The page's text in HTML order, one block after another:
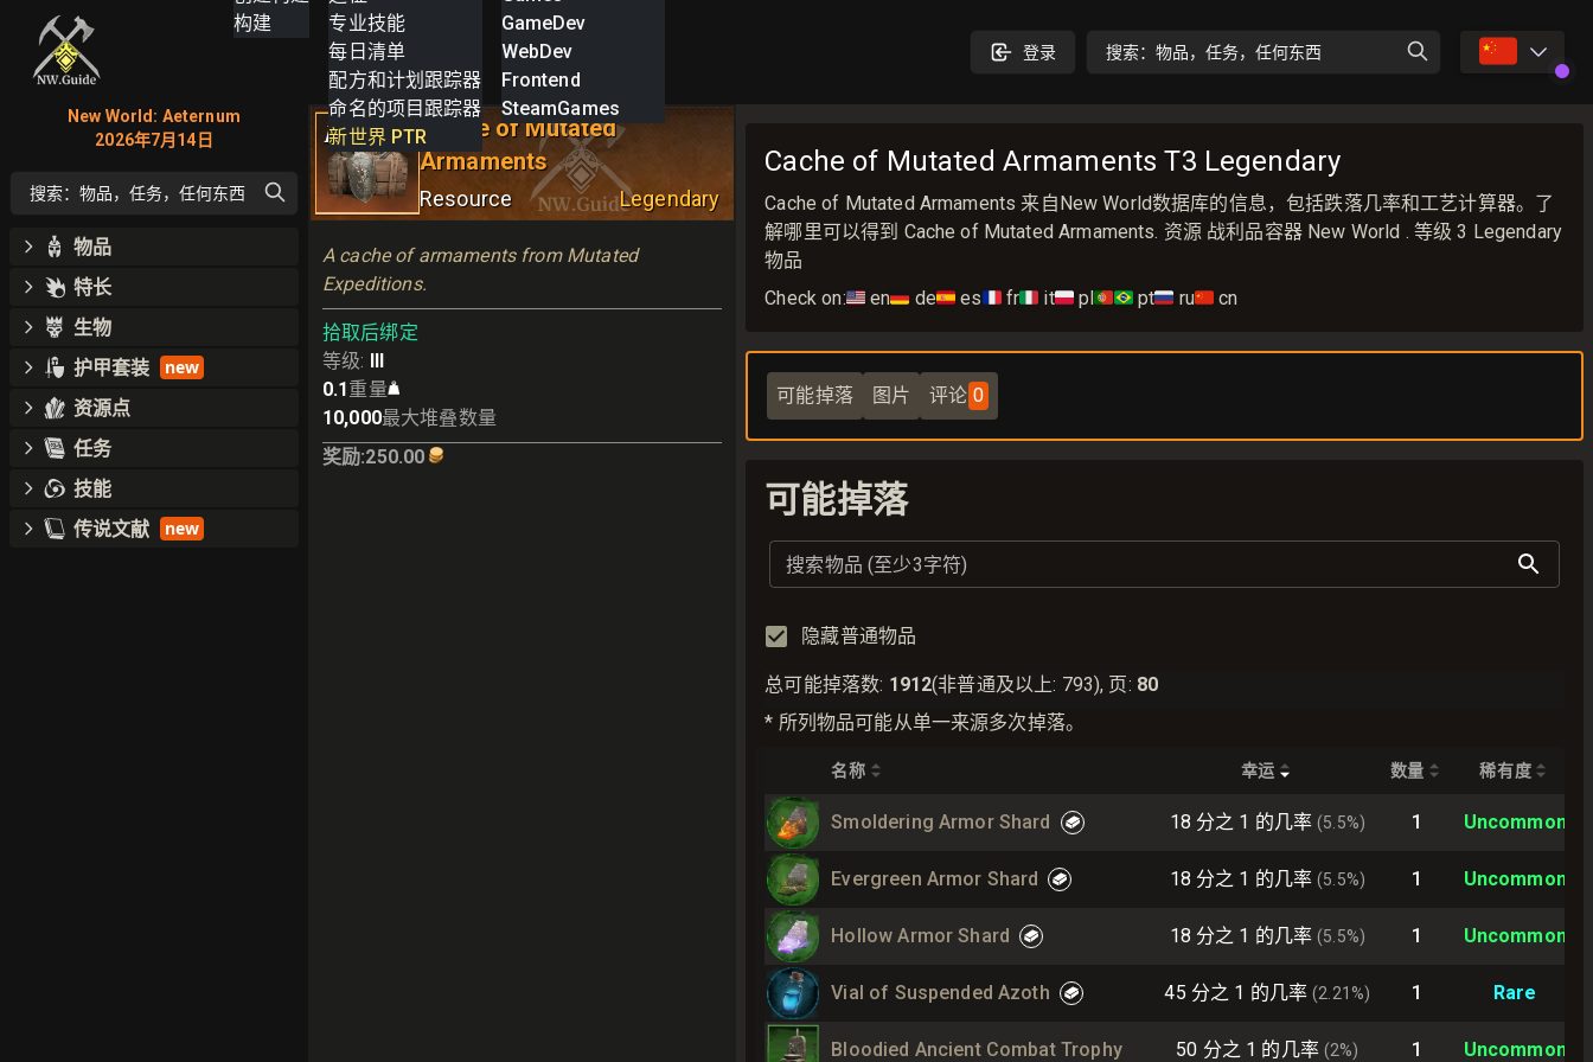
构建
专业技能
每日清单
配方和计划跟踪器
命名的项目跟踪器
新世界 PTR
GameDev
WebDev
Frontend
SteamGames
登录 搜索：物品，任务，任何东西 🇨🇳
III
Cache of Mutated
Armaments
Resource Legendary
A cache of armaments from Mutated
Expeditions.
拾取后绑定
等级: III
0.1重量
10,000最大堆叠数量
奖励:250.00
Cache of Mutated Armaments T3 Legendary
Cache of Mutated Armaments 来自New World数据库的信息，包括跌落几率和工艺计算器。了
解哪里可以得到 Cache of Mutated Armaments. 资源 战利品容器 New World . 等级 3 Legendary
物品
Check on:🇺🇸 en🇩🇪 de🇪🇸 es🇫🇷 fr🇮🇹 it🇵🇱 pl🇵🇹🇧🇷 pt🇷🇺 ru🇨🇳 cn
可能掉落 图片 评论 0
可能掉落
搜索物品 (至少3字符)
隐藏普通物品
总可能掉落数: 1912(非普通及以上: 793), 页: 80
* 所列物品可能从单一来源多次掉落。
名称 幸运 数量 稀有度
Smoldering Armor Shard 18 分之 1 的几率 (5.5%) 1 Uncommon
Evergreen Armor Shard 18 分之 1 的几率 (5.5%) 1 Uncommon
Hollow Armor Shard 18 分之 1 的几率 (5.5%) 1 Uncommon
Vial of Suspended Azoth 45 分之 1 的几率 (2.21 %) 1 Rare
Bloodied Ancient Combat Trophy 50 分之 1 的几率 (2%) 1 Uncommon
New World: Aeternum
2026年7月14日
搜索：物品，任务，任何东西
物品
特长
生物
护甲套装
new
资源点
任务
技能
传说文献
new